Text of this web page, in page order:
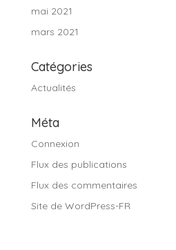
mai 2021
mars 2021
Catégories
Actualités
Méta
Connexion
Flux des publications
Flux des commentaires
Site de WordPress-FR